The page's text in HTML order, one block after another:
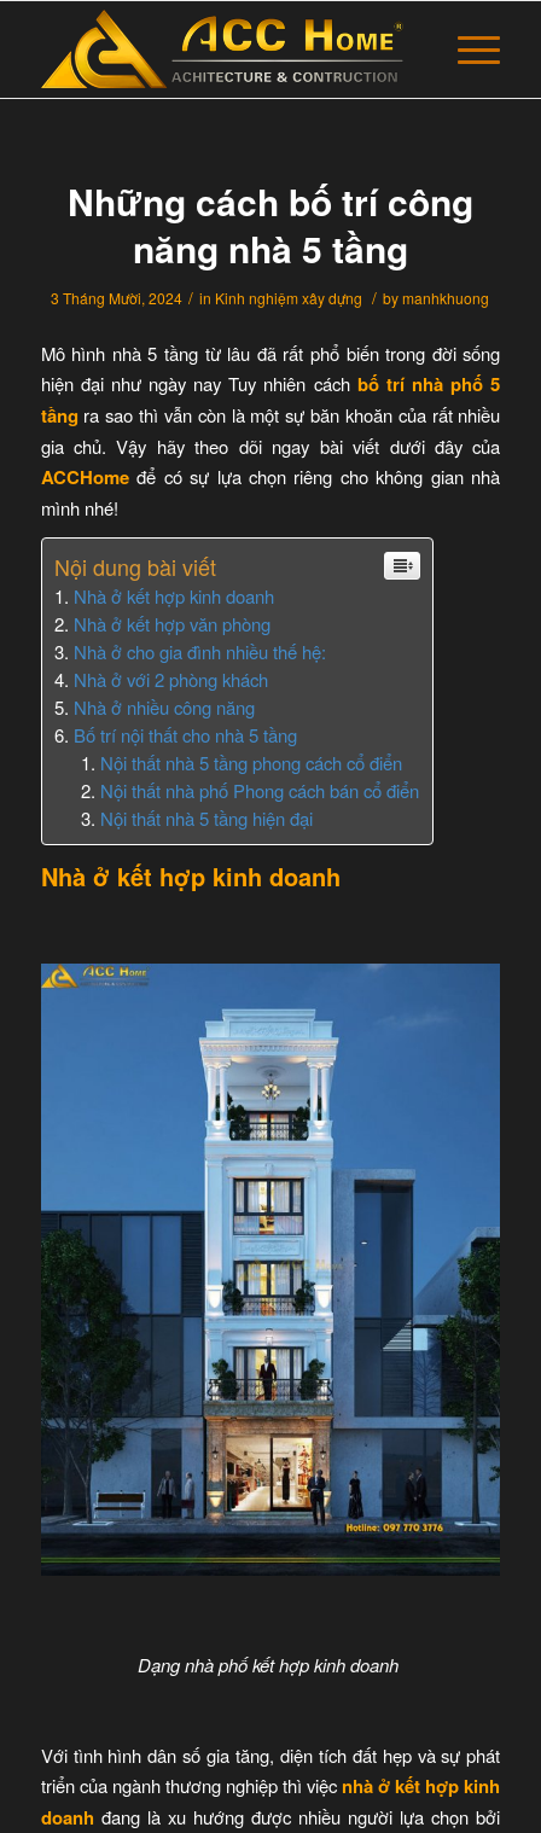
Những cách bố trí công
năng nhà 5 tầng
3 Tháng Mười, 2024 / in Kinh nghiệm xây dựng / bymanhkhuong
Mô hình nhà 5 tầng từ lâu đã rất phổ biến trong đời sống
hiện đại như ngày nay Tuy nhiên cách bố trí nhà phố 5
tầng ra sao thì vẫn còn là một sự băn khoăn của rất nhiều
gia chủ. Vậy hãy theo dõi ngay bài viết dưới đây của
ACCHomeđể có sự lựa chọn riêng cho không gian nhà
mình nhé!
Nội dung bài viết
Nhà ở kết hợp kinh doanh
Nhà ở kết hợp văn phòng
Nhà ở cho gia đình nhiều thế hệ:
Nhà ở với 2 phòng khách
Nhà ở nhiều công năng
Bố trí nội thất cho nhà 5 tầng
Nội thất nhà 5 tầng phong cách cổ điển
Nội thất nhà phố Phong cách bán cổ điển
Nội thất nhà 5 tầng hiện đại
Nhà ở kết hợp kinh doanh
Dạng nhà phố kết hợp kinh doanh
Với tình hình dân số gia tăng, diện tích đất hẹp và sự phát
triển của ngành thương nghiệp thì việc nhà ở kết hợp kinh
doanh đang là xu hướng được nhiều người lựa chọn bởi